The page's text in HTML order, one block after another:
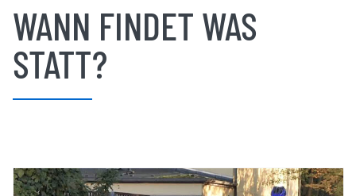
WANN FINDET WAS
STATT?